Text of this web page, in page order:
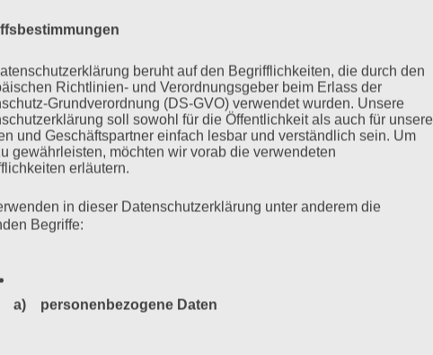
Äusserungen des
der Stiftung
müssen Konsequenzen
beruht auf den Begrifflichkeiten, die durch den
Richtlinien- und Verordnungsgeber beim Erlass der
Grundverordnung (DS-GVO) verwendet wurden. Unsere
soll sowohl für die Öffentlichkeit als auch für unsere
und Geschäftspartner einfach lesbar und verständlich sein. Um
gewährleisten, möchten wir vorab die verwendeten
erläutern.
in dieser Datenschutzerklärung unter anderem die
Begriffe:
a) personenbezogene Daten